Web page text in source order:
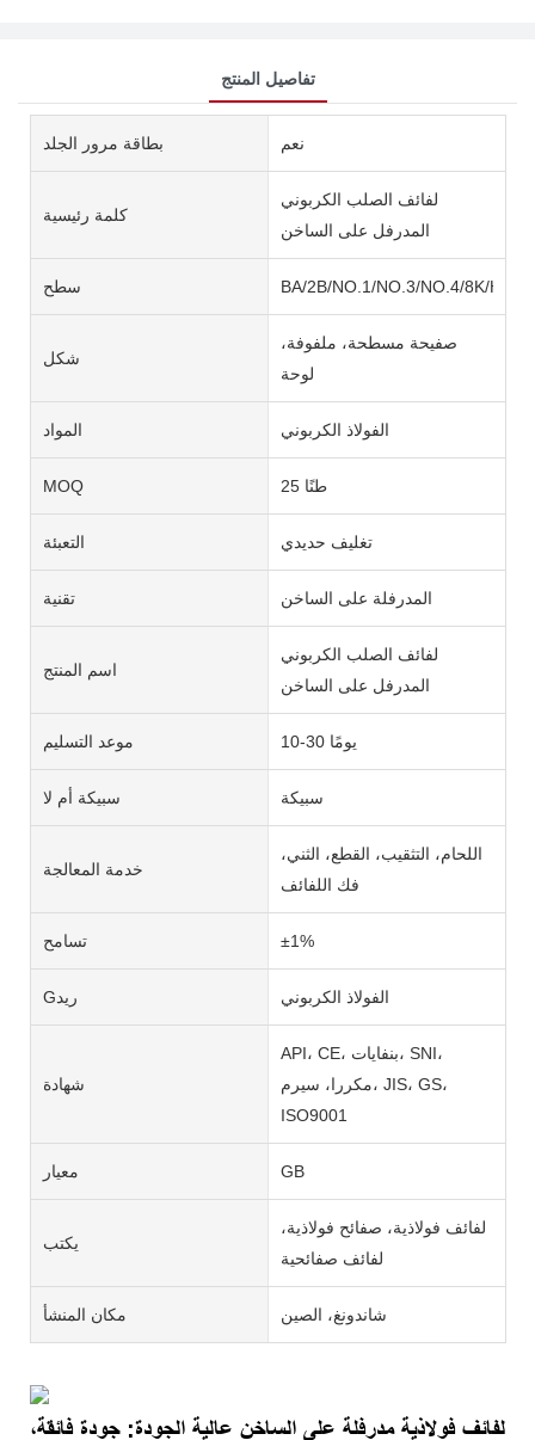
تفاصيل المنتج
بطاقة مرور الجلد نعم
كلمة رئيسية
لفائف الصلب الكربوني
المدرفل على الساخن
سطح BA/2B/NO.1/NO.3/NO.4/8K/HL/
شكل
صفيحة مسطحة، ملفوفة،
لوحة
المواد الفولاذ الكربوني
MOQ 25 طنًا
التعبئة تغليف حديدي
تقنية المدرفلة على الساخن
اسم المنتج
لفائف الصلب الكربوني
المدرفل على الساخن
موعد التسليم 10-30 يومًا
سبيكة أم لا سبيكة
خدمة المعالجة
اللحام، التثقيب، القطع، الثني،
فك اللفائف
تسامح ±1%
Gريد الفولاذ الكربوني
شهادة
API، CE، بنفايات، SNI،
مكررا، سيرم، JIS، GS،
ISO9001
معيار GB
يكتب
لفائف فولاذية، صفائح فولاذية،
لفائف صفائحية
مكان المنشأ شاندونغ، الصين
لفائف فولاذية مدرفلة على الساخن عالية الجودة: جودة فائقة،